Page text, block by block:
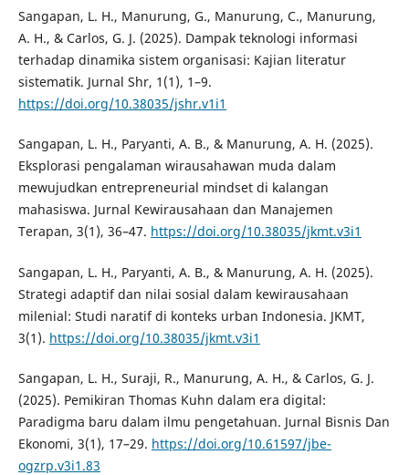
Sangapan, L. H., Manurung, G., Manurung, C., Manurung,
A. H., & Carlos, G. J. (2025). Dampak teknologi informasi
terhadap dinamika sistem organisasi: Kajian literatur
sistematik. Jurnal Shr, 1(1), 1–9.
https://doi.org/10.38035/jshr.v1i1
Sangapan, L. H., Paryanti, A. B., & Manurung, A. H. (2025).
Eksplorasi pengalaman wirausahawan muda dalam
mewujudkan entrepreneurial mindset di kalangan
mahasiswa. Jurnal Kewirausahaan dan Manajemen
Terapan, 3(1), 36–47. https://doi.org/10.38035/jkmt.v3i1
Sangapan, L. H., Paryanti, A. B., & Manurung, A. H. (2025).
Strategi adaptif dan nilai sosial dalam kewirausahaan
milenial: Studi naratif di konteks urban Indonesia. JKMT,
3(1). https://doi.org/10.38035/jkmt.v3i1
Sangapan, L. H., Suraji, R., Manurung, A. H., & Carlos, G. J.
(2025). Pemikiran Thomas Kuhn dalam era digital:
Paradigma baru dalam ilmu pengetahuan. Jurnal Bisnis Dan
Ekonomi, 3(1), 17–29. https://doi.org/10.61597/jbe-
ogzrp.v3i1.83